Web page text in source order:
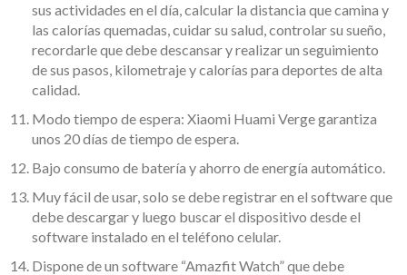
sus actividades en el día, calcular la distancia que camina y
las calorías quemadas, cuidar su salud, controlar su sueño,
recordarle que debe descansar y realizar un seguimiento
de sus pasos, kilometraje y calorías para deportes de alta
calidad.
Modo tiempo de espera: Xiaomi Huami Verge garantiza
unos 20 días de tiempo de espera.
Bajo consumo de batería y ahorro de energía automático.
Muy fácil de usar, solo se debe registrar en el software que
debe descargar y luego buscar el dispositivo desde el
software instalado en el teléfono celular.
Dispone de un software “Amazfit Watch” que debe